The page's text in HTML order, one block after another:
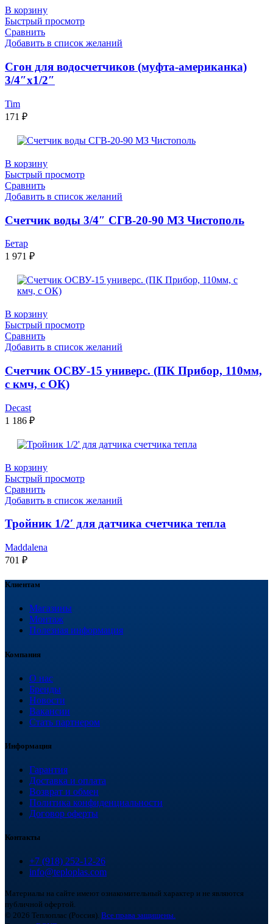
В корзину
Быстрый просмотр
Сравнить
Добавить в список желаний
Сгон для водосчетчиков (муфта-американка)
3/4″х1/2″
Tim
171 ₽
В корзину
Быстрый просмотр
Сравнить
Добавить в список желаний
Счетчик воды 3/4″ СГВ-20-90 МЗ Чистополь
Бетар
1 971 ₽
В корзину
Быстрый просмотр
Сравнить
Добавить в список желаний
Счетчик ОСВУ-15 универс. (ПК Прибор, 110мм,
с кмч, с ОК)
Decast
1 186 ₽
В корзину
Быстрый просмотр
Сравнить
Добавить в список желаний
Тройник 1/2′ для датчика счетчика тепла
Maddalena
701 ₽
Клиентам
Магазины
Монтаж
Полезная информация
Компания
О нас
Бренды
Новости
Вакансии
Стать партнером
Информация
Гарантия
Доставка и оплата
Возврат и обмен
Политика конфиденциальности
Договор оферты
Контакты
+7 (918) 252-12-26
info@teploplas.com
Материалы на сайте имеют ознакомительный характер и не являются
публичной офертой.
© 2026 Теплоплас (Россия). Все права защищены.